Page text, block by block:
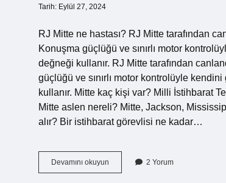
Tarih: Eylül 27, 2024
RJ Mitte ne hastası? RJ Mitte tarafından
Konuşma güçlüğü ve sınırlı motor
değneği kullanır. RJ Mitte tarafından
güçlüğü ve sınırlı motor kontrolüyle
kullanır. Mitte kaç kişi var? Milli İstihbarat
Mitte aslen nereli? Mitte, Jackson,
alır? Bir istihbarat görevlisi ne kadar…
Devamını okuyun
Mitte
2 Yorum